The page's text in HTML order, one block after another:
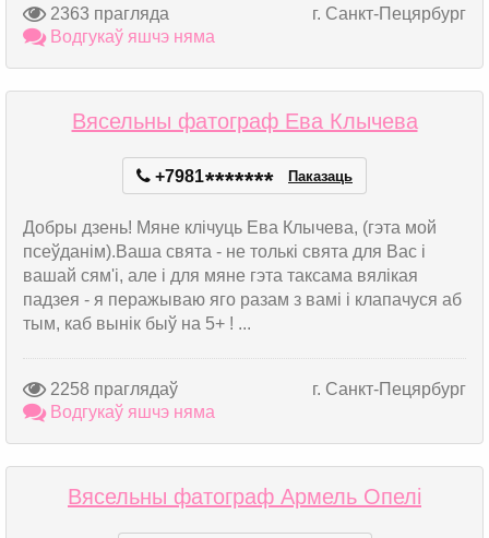
2363 прагляда
г. Санкт-Пецярбург
Водгукаў яшчэ няма
Вясельны фатограф Ева Клычева
+7981******* Паказаць
Добры дзень! Мяне клічуць Ева Клычева, (гэта мой
псеўданім).Ваша свята - не толькі свята для Вас і
вашай сям'і, але і для мяне гэта таксама вялікая
падзея - я перажываю яго разам з вамі і клапачуся аб
тым, каб вынік быў на 5+ ! ...
2258 праглядаў
г. Санкт-Пецярбург
Водгукаў яшчэ няма
Вясельны фатограф Армель Опелі